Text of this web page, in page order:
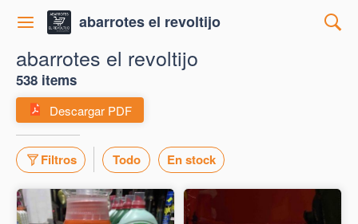
abarrotes el revoltijo
abarrotes el revoltijo
538 items
Descargar PDF
Filtros Todo En stock